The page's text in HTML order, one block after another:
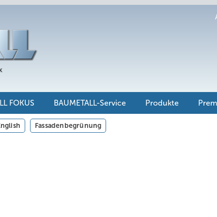
FOKUS BAUMETALL-Service Produkte
Fassadenbegrünung